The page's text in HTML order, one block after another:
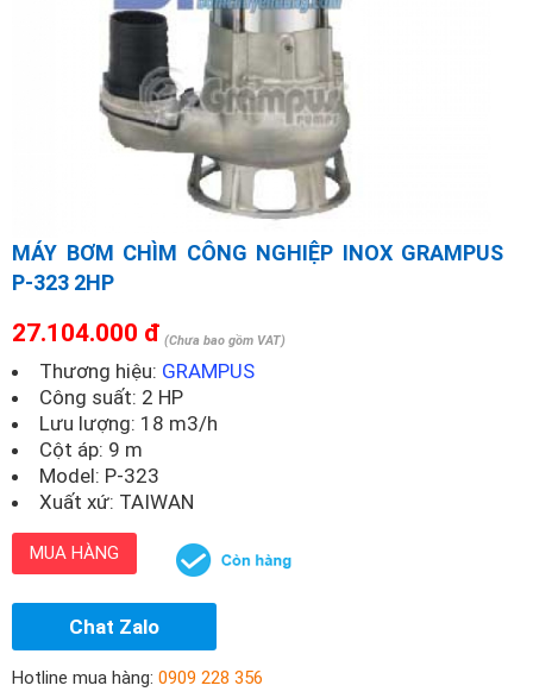
MÁY BƠM CHÌM CÔNG NGHIỆP INOX GRAMPUS
P-323 2HP
27.104.000 đ (Chưa bao gồm VAT)
Thương hiệu: GRAMPUS
Công suất: 2 HP
Lưu lượng: 18 m3/h
Cột áp: 9 m
Model: P-323
Xuất xứ: TAIWAN
MUA HÀNG
Chat Zalo
Hotline mua hàng: 0909 228 356